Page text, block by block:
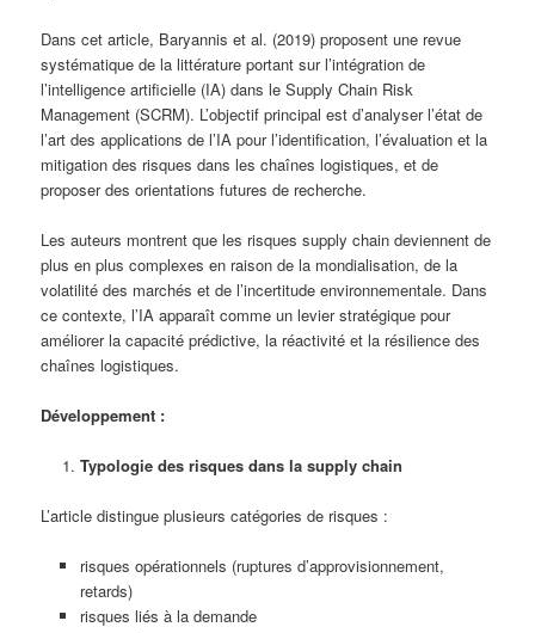
Dans cet article, Baryannis et al. (2019) proposent une revue
systématique de la littérature portant sur l’intégration de
l’intelligence artificielle (IA) dans le Supply Chain Risk
Management (SCRM). L’objectif principal est d’analyser l’état de
l’art des applications de l’IA pour l’identification, l’évaluation et la
mitigation des risques dans les chaînes logistiques, et de
proposer des orientations futures de recherche.
Les auteurs montrent que les risques supply chain deviennent de
plus en plus complexes en raison de la mondialisation, de la
volatilité des marchés et de l’incertitude environnementale. Dans
ce contexte, l’IA apparaît comme un levier stratégique pour
améliorer la capacité prédictive, la réactivité et la résilience des
chaînes logistiques.
Développement :
Typologie des risques dans la supply chain
L’article distingue plusieurs catégories de risques :
risques opérationnels (ruptures d’approvisionnement,
retards)
risques liés à la demande